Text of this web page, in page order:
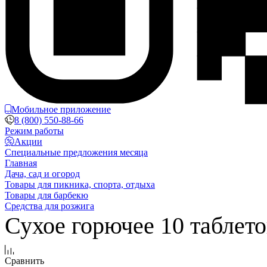
Мобильное приложение
8 (800) 550-88-66
Режим работы
Акции
Специальные предложения месяца
Главная
Дача, сад и огород
Товары для пикника, спорта, отдыха
Товары для барбекю
Средства для розжига
Сухое горючее 10
Сравнить